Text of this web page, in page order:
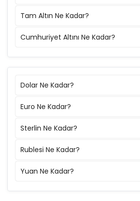
Tam Altın Ne Kadar?
Cumhuriyet Altını Ne Kadar?
Dolar Ne Kadar?
Euro Ne Kadar?
Sterlin Ne Kadar?
Rublesi Ne Kadar?
Yuan Ne Kadar?